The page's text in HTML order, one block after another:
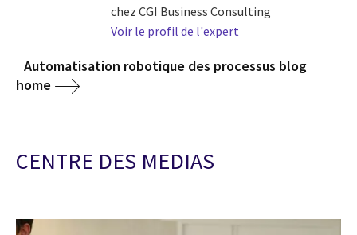
chez CGI Business Consulting
Voir le profil de l'expert
Automatisation robotique des processus blog
home
CENTRE DES MEDIAS